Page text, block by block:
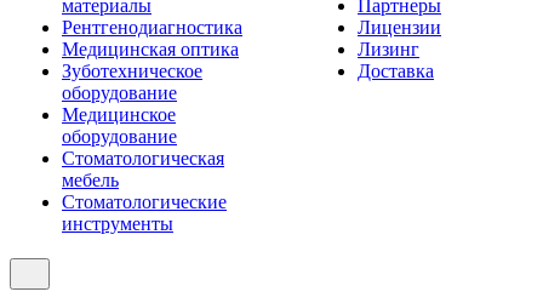
материалы
Рентгенодиагностика
Медицинская оптика
Зуботехническое
оборудование
Медицинское
оборудование
Стоматологическая
мебель
Стоматологические
инструменты
Партнеры
Лицензии
Лизинг
Доставка